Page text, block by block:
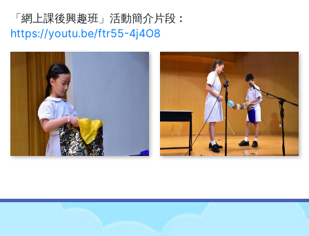
「網上課後興趣班」活動簡介片段︰
https://youtu.be/ftr55-4j4O8